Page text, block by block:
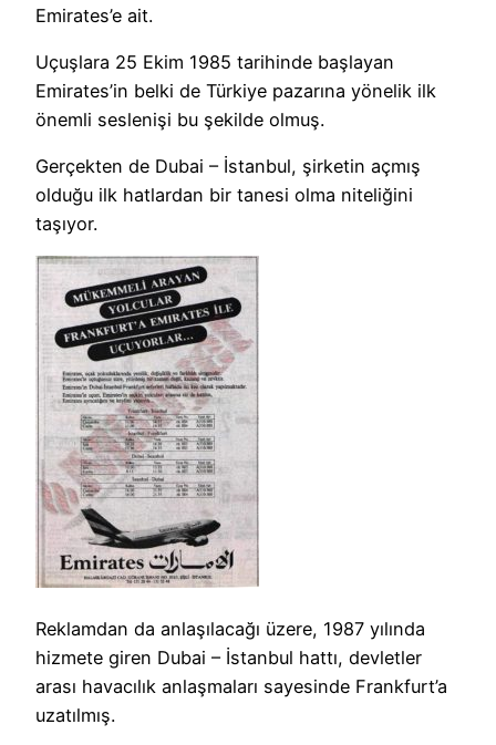
Emirates’e ait.
Uçuşlara 25 Ekim 1985 tarihinde başlayan
Emirates’in belki de Türkiye pazarına yönelik ilk
önemli seslenişi bu şekilde olmuş.
Gerçekten de Dubai – İstanbul, şirketin açmış
olduğu ilk hatlardan bir tanesi olma niteliğini
taşıyor.
Reklamdan da anlaşılacağı üzere, 1987 yılında
hizmete giren Dubai – İstanbul hattı, devletler
arası havacılık anlaşmaları sayesinde Frankfurt’a
uzatılmış.